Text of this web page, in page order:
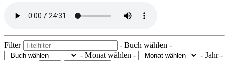
Filter
- Buch wählen -
- Monat wählen -
- Jahr -